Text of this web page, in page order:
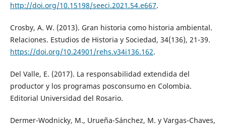
http://doi.org/10.15198/seeci.2021.54.e667.
Crosby, A. W. (2013). Gran historia como historia ambiental.
Relaciones. Estudios de Historia y Sociedad, 34(136), 21-39.
https://doi.org/10.24901/rehs.v34i136.162.
Del Valle, E. (2017). La responsabilidad extendida del
productor y los programas posconsumo en Colombia.
Editorial Universidad del Rosario.
Dermer-Wodnicky, M., Urueña-Sánchez, M. y Vargas-Chaves,